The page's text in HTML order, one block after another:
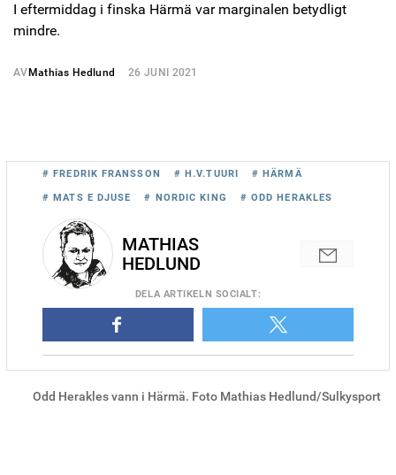
I eftermiddag i finska Härmä var marginalen betydligt
mindre.
AV Mathias Hedlund 26 JUNI 2021
Odd Herakles vann i Härmä. Foto Mathias Hedlund/Sulkysport
# FREDRIK FRANSSON # H.V.TUURI # HÄRMÄ
# MATS E DJUSE # NORDIC KING # ODD HERAKLES
MATHIAS
HEDLUND
DELA ARTIKELN SOCIALT: